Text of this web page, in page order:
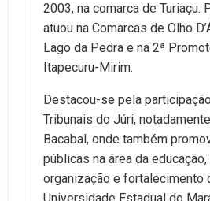
2003, na comarca de Turiaçu.
atuou na Comarcas de Olho
Lago da Pedra e na 2ª
Itapecuru-Mirim.
Destacou-se pela
Tribunais do Júri,
Bacabal, onde também
públicas na área da
organização e fortalecimento